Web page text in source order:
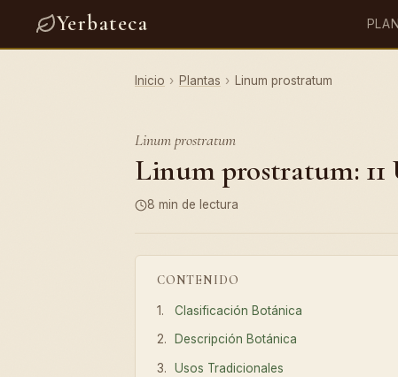
Yerbateca
Inicio › Plantas › Linum prostratum
Linum prostratum
Linum prostratum: 11
8 min de lectura
CONTENIDO
Clasificación Botánica
Descripción Botánica
Usos Tradicionales